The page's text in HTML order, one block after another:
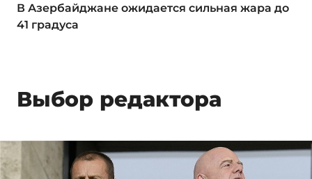
В Азербайджане ожидается сильная жара до
41 градуса
Выбор редактора